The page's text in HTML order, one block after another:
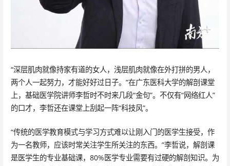
“深层肌肉就像持家有道的女人，浅层肌肉就像在外打拼的男人，
两个人一起努力，才能好好过日子。”在广东医科大学的解剖课堂
上，基础医学院讲师李哲时不时来几段“金句”。不仅有“网络红人”
的口才，李哲还在课堂上刮起一阵“科技风”。
“传统的医学教育模式与学习方式难以让刚入门的医学生接受，作
为一名教师，应该时常关注学生所关注的东西。”李哲说，解剖课
是医学生的专业基础课，80%医学专业需要有过硬的解剖知识。为